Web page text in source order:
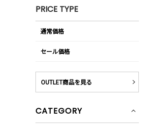
PRICE TYPE
通常価格
セール価格
OUTLET商品を見る
CATEGORY